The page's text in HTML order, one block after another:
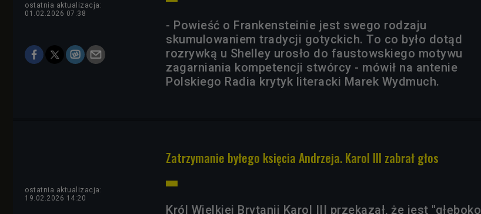
ostatnia aktualizacja:
01.02.2026 07:38
- Powieść o Frankensteinie jest swego rodzaju
skumulowaniem tradycji gotyckich. To co było dotąd
rozrywką u Shelley urosło do faustowskiego motywu
zagarniania kompetencji stwórcy - mówił na antenie
Polskiego Radia krytyk literacki Marek Wydmuch.
Zatrzymanie byłego księcia Andrzeja. Karol III zabrał głos
ostatnia aktualizacja:
19.02.2026 14:20
Król Wielkiej Brytanii Karol III przekazał, że jest "głęboko